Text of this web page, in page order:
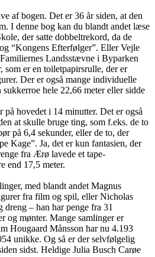
af bogen. Det er 36 år siden, at den
I denne bog kan du blandt andet læse
der satte dobbeltrekord, da de
“Kongens Efterfølger”. Eller Vejle
Landsstævne i Byparken
som er en toiletpapirsrulle, der er
Der er også mange individuelle
hele 22,66 meter eller sidde
hovedet i 14 minutter. Det er også
at skulle bruge ting, som f.eks. de to
på 6,4 sekunder, eller de to, der
Kage”. Ja, det er kun fantasien, der
fra Ærø lavede et tape-
end 17,5 meter.
med blandt andet Magnus
fra film og spil, eller Nicholas
– han har penge fra 31
og mønter. Mange samlinger er
Hougaard Månsson har nu 4.193
unikke. Og så er der selvfølgelig
sidst. Heldige Julia Busch Carøe